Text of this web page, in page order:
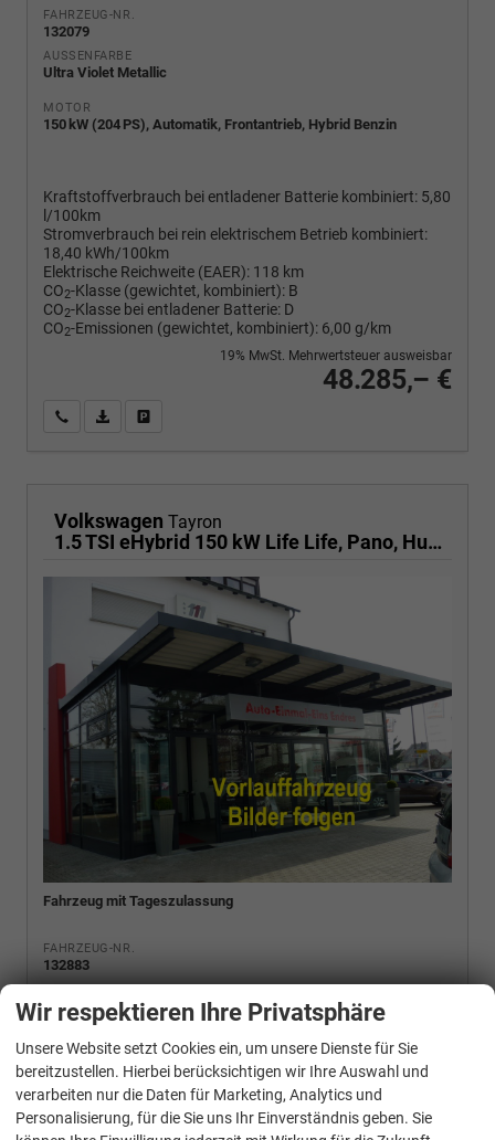
FAHRZEUG-NR.
132079
AUSSENFARBE
Ultra Violet Metallic
MOTOR
150 kW (204 PS), Automatik, Frontantrieb, Hybrid Benzin
Kraftstoffverbrauch bei entladener Batterie kombiniert: 5,80
l/100km
Stromverbrauch bei rein elektrischem Betrieb kombiniert:
18,40 kWh/100km
Elektrische Reichweite (EAER): 118 km
CO2-Klasse (gewichtet, kombiniert): B
CO2-Klasse bei entladener Batterie: D
CO2-Emissionen (gewichtet, kombiniert): 6,00 g/km
48.285,– €
19% MwSt. Mehrwertsteuer ausweisbar
Wir rufen Sie anPDF-Fahrzeugexposé drucken
Volkswagen Tayron
1.5 TSI eHybrid 150 kW Life Life, Pano, HuD, AHK, AreaView, Side, Navi, Winter, 5-J. Garantie
Fahrzeug mit Tageszulassung
FAHRZEUG-NR.
132883
AUSSENFARBE
Cipressino Grün Metallic
MOTOR
150 kW (204 PS), Automatik, Frontantrieb, Hybrid Benzin
Kraftstoffverbrauch bei entladener Batterie kombiniert: 5,80
Wir respektieren Ihre Privatsphäre
Unsere Website setzt Cookies ein, um unsere Dienste für Sie
bereitzustellen. Hierbei berücksichtigen wir Ihre Auswahl und
verarbeiten nur die Daten für Marketing, Analytics und
Personalisierung, für die Sie uns Ihr Einverständnis geben. Sie